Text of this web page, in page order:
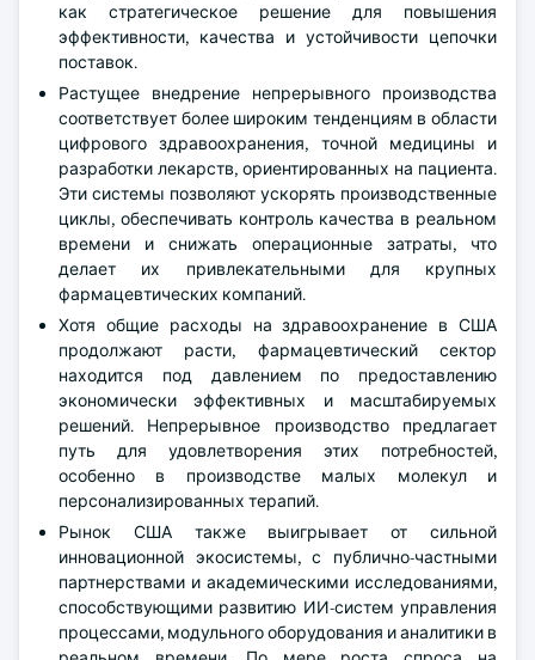
как стратегическое решение для повышения
эффективности, качества и устойчивости цепочки
поставок.
Растущее внедрение непрерывного производства
соответствует более широким тенденциям в области
цифрового здравоохранения, точной медицины и
разработки лекарств, ориентированных на пациента.
Эти системы позволяют ускорять производственные
циклы, обеспечивать контроль качества в реальном
времени и снижать операционные затраты, что
делает их привлекательными для крупных
фармацевтических компаний.
Хотя общие расходы на здравоохранение в США
продолжают расти, фармацевтический сектор
находится под давлением по предоставлению
экономически эффективных и масштабируемых
решений. Непрерывное производство предлагает
путь для удовлетворения этих потребностей,
особенно в производстве малых молекул и
персонализированных терапий.
Рынок США также выигрывает от сильной
инновационной экосистемы, с публично-частными
партнерствами и академическими исследованиями,
способствующими развитию ИИ-систем управления
процессами, модульного оборудования и аналитики в